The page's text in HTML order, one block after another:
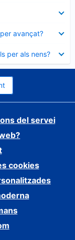
avançat?
per als nens?
del servei
cookies